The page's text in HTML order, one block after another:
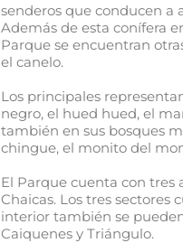
senderos que conducen a
Además de esta conífera
Parque se encuentran
el canelo.
Los principales
negro, el hued hued, el
también en sus bosques
chingue, el monito del
El Parque cuenta con tres
Chaicas. Los tres sectores
interior también se
Caiquenes y Triángulo.